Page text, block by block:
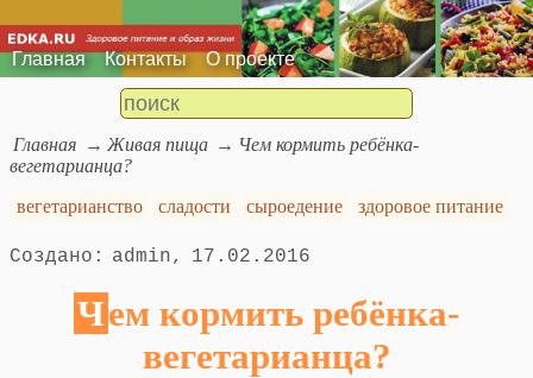
Главная Контакты О проекте
Главная Живая пища
Чем кормить ребёнка-
вегетарианца?
вегетарианство
сладости сыроедение здоровое питание
admin 17.02.2016
Чем кормить ребёнка-
вегетарианца?